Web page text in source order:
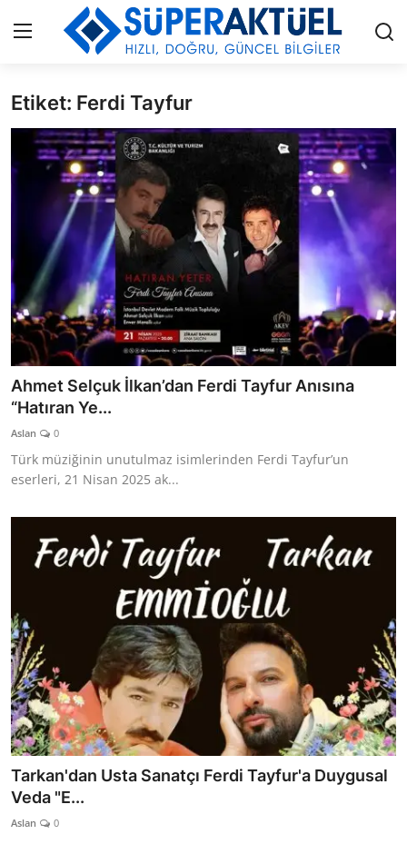
Giriş Kayıt Ol
İLETİŞİM
HAKKIMIZDA
KÜNYE
MODA
İŞ BİRLİĞİ
MÜZİK
BİLGİ
RÜYA TABİRİ
ÖNEMLİ GÜNLER
GALERİ
Etiket: Ferdi Tayfur
Ahmet Selçuk İlkan’dan Ferdi Tayfur Anısına
“Hatıran Ye...
Aslan 0
Türk müziğinin unutulmaz isimlerinden Ferdi Tayfur’un
eserleri, 21 Nisan 2025 ak...
Tarkan'dan Usta Sanatçı Ferdi Tayfur'a Duygusal
Veda "E...
Aslan 0